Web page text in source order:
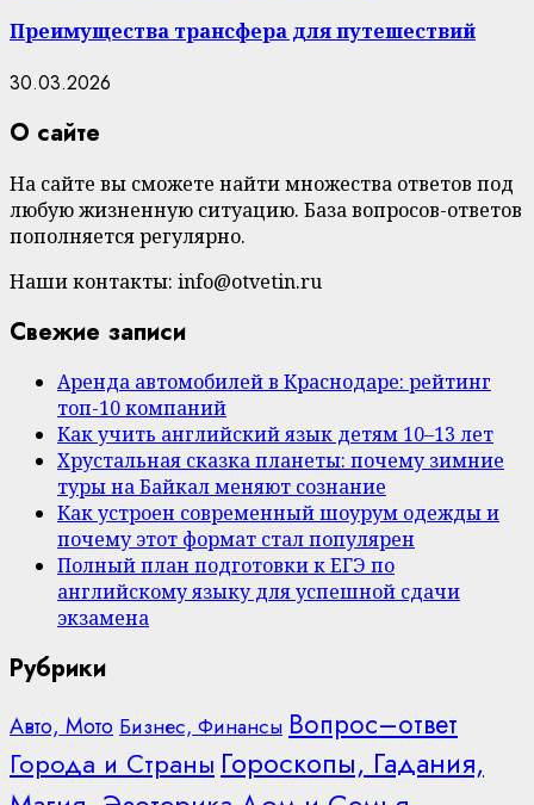
Преимущества трансфера для путешествий
30.03.2026
О сайте
На сайте вы сможете найти множества ответов под
любую жизненную ситуацию. База вопросов-ответов
пополняется регулярно.
Наши контакты: info@otvetin.ru
Свежие записи
Аренда автомобилей в Краснодаре: рейтинг
топ-10 компаний
Как учить английский язык детям 10–13 лет
Хрустальная сказка планеты: почему зимние
туры на Байкал меняют сознание
Как устроен современный шоурум одежды и
почему этот формат стал популярен
Полный план подготовки к ЕГЭ по
английскому языку для успешной сдачи
экзамена
Рубрики
Авто, МотоБизнес, Финансы Вопрос–ответ
Города и Страны Гороскопы, Гадания,